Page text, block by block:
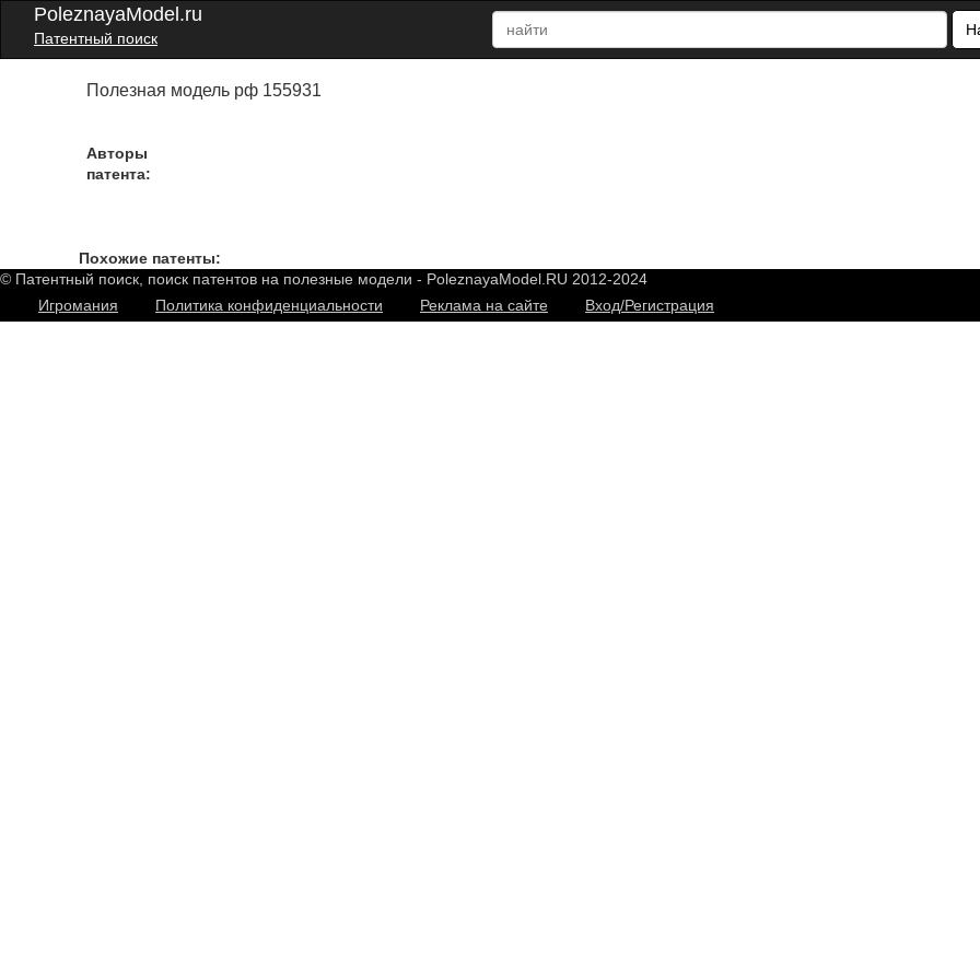
PoleznayaModel.ru
Патентный поиск
Полезная модель рф 155931
Авторы
патента:
Похожие патенты:
© Патентный поиск, поиск патентов на полезные модели - PoleznayaModel.RU 2012-2024
Игромания
Политика конфиденциальности Реклама на сайте Вход/Регистрация